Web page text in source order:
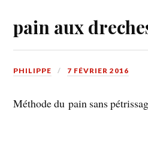
pain aux
PHILIPPE 7 FÉVRIER 2016
Méthode du pain sans